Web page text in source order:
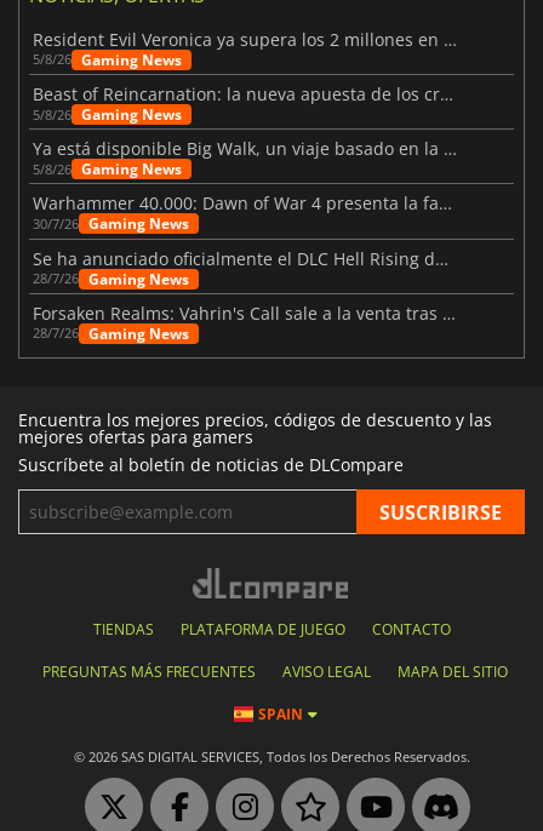
Resident Evil Veronica ya supera los 2 millones en listas de deseados
5/8/26 Gaming News
Beast of Reincarnation: la nueva apuesta de los creadores de Pokémon
5/8/26 Gaming News
Ya está disponible Big Walk, un viaje basado en la amistad
5/8/26 Gaming News
Warhammer 40.000: Dawn of War 4 presenta la facción de los Necrones
30/7/26 Gaming News
Se ha anunciado oficialmente el DLC Hell Rising de Nioh 3
28/7/26 Gaming News
Forsaken Realms: Vahrin's Call sale a la venta tras una década
28/7/26 Gaming News
Encuentra los mejores precios, códigos de descuento y las
mejores ofertas para gamers
Suscríbete al boletín de noticias de DLCompare
TIENDAS PLATAFORMA DE JUEGO CONTACTO
PREGUNTAS MÁS FRECUENTES AVISO LEGAL MAPA DEL SITIO
SPAIN
© 2026 SAS DIGITAL SERVICES, Todos los Derechos Reservados.